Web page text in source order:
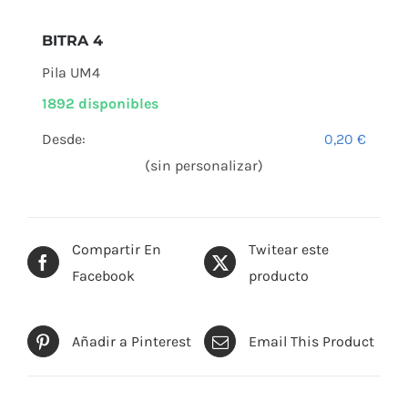
Compartir En
Facebook
Twitear este
producto
Añadir a Pinterest Email This Product
BITRA 4
Pila UM4
1892 disponibles
Desde: 0,20€
(sin personalizar)